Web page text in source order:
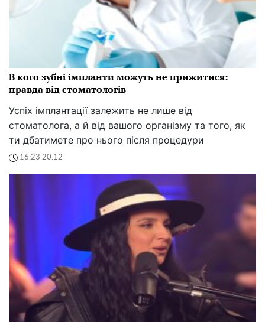
В кого зубні імпланти можуть не прижитися:
правда від стоматологів
Успіх імплантації залежить не лише від
стоматолога, а й від вашого організму та того, як
ти дбатимете про нього після процедури
16:23 20.12